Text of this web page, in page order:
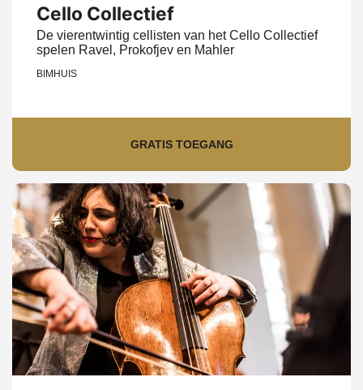
Cello Collectief
De vierentwintig cellisten van het Cello Collectief
spelen Ravel, Prokofjev en Mahler
BIMHUIS
GRATIS TOEGANG